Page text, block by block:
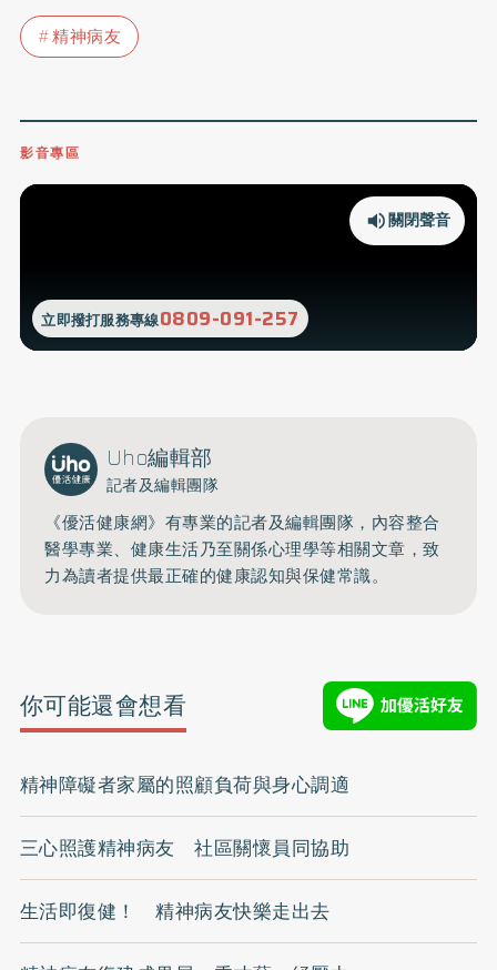
精神病友
影音專區
立即撥打服務專線0809-091-257
關閉聲音
Uho編輯部
記者及編輯團隊
《優活健康網》有專業的記者及編輯團隊，內容整合
醫學專業、健康生活乃至關係心理學等相關文章，致
力為讀者提供最正確的健康認知與保健常識。
你可能還會想看
精神障礙者家屬的照顧負荷與身心調適
三心照護精神病友 社區關懷員同協助
生活即復健！ 精神病友快樂走出去